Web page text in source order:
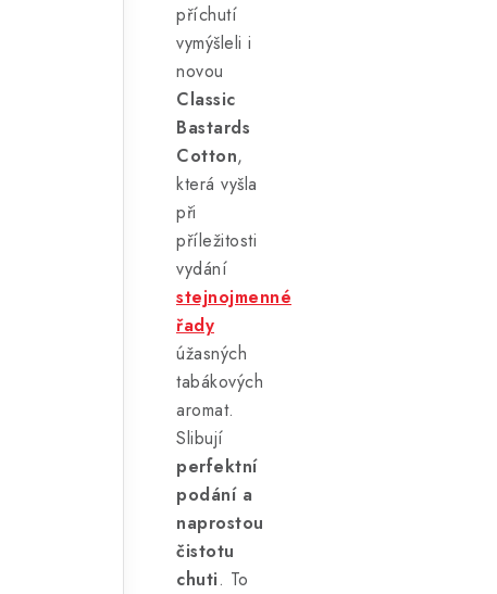
příchutí
vymýšleli i
novou
Classic
Bastards
Cotton,
která vyšla
při
příležitosti
vydání
stejnojmenné
řady
úžasných
tabákových
aromat.
Slibují
perfektní
podání a
naprostou
čistotu
chuti. To